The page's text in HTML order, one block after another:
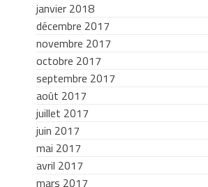
janvier 2018
décembre 2017
novembre 2017
octobre 2017
septembre 2017
août 2017
juillet 2017
juin 2017
mai 2017
avril 2017
mars 2017